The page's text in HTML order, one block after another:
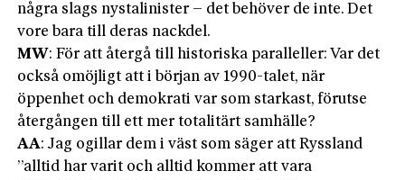
några slags nystalinister – det behöver de inte. Det
vore bara till deras nackdel.
MW: För att återgå till historiska paralleller: Var det
också omöjligt att i början av 1990-talet, när
öppenhet och demokrati var som starkast, förutse
återgången till ett mer totalitärt samhälle?
AA: Jag ogillar dem i väst som säger att Ryssland
”alltid har varit och alltid kommer att vara